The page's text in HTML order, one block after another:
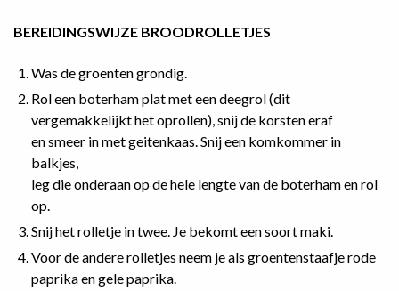
BEREIDINGSWIJZE BROODROLLETJES
Was de groenten grondig.
Rol een boterham plat met een deegrol (dit
vergemakkelijkt het oprollen), snij de korsten eraf
en smeer in met geitenkaas. Snij een komkommer in
balkjes,
leg die onderaan op de hele lengte van de boterham en rol
op.
Snij het rolletje in twee. Je bekomt een soort maki.
Voor de andere rolletjes neem je als groentenstaafje rode
paprika en gele paprika.